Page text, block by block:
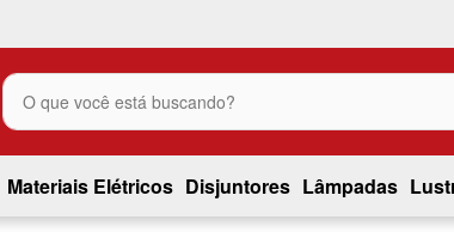
O que você está buscando?
Materiais Elétricos Disjuntores Lâmpadas